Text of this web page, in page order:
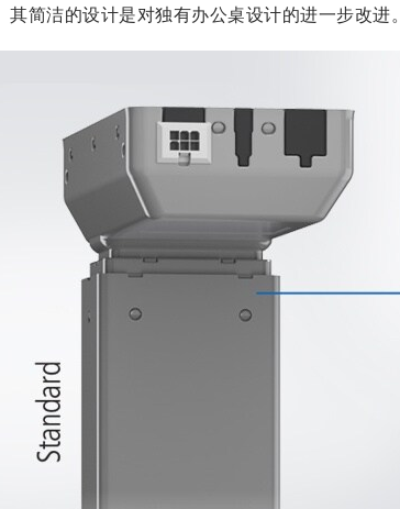
其简洁的设计是对独有办公桌设计的进一步改进。